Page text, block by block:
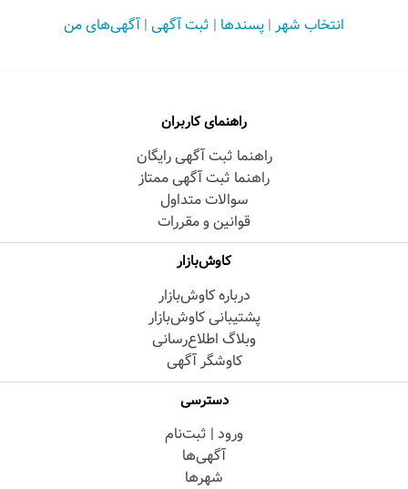
انتخاب شهر | پسندها | ثبت آگهی | آگهی‌های من
راهنمای کاربران
راهنما ثبت آگهی رایگان
راهنما ثبت آگهی ممتاز
سوالات متداول
قوانین و مقررات
کاوش‌بازار
درباره کاوش‌بازار
پشتیبانی کاوش‌بازار
وبلاگ اطلاع‌رسانی
کاوشگر آگهی
دسترسی
ورود | ثبت‌نام
آگهی‌ها
شهرها